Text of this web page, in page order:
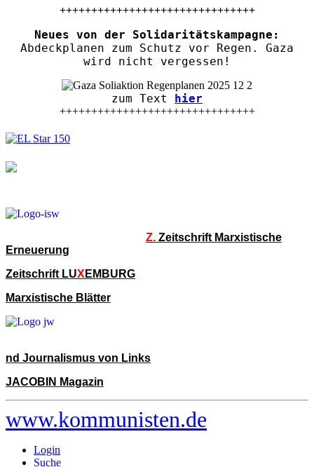
+++++++++++++++++++++++++++++++
Neues von der Solidaritätskampagne:
Abdeckplanen zum Schutz vor Regen. Gaza
wird nicht vergessen!
zum Text hier
+++++++++++++++++++++++++++++++
Z. Zeitschrift Marxistische
Erneuerung
Zeitschrift LUX EMBURG
Marxistische Blätter
nd Journalismus von Links
JACOBIN Magazin
www.kommunisten.de
Login
Suche